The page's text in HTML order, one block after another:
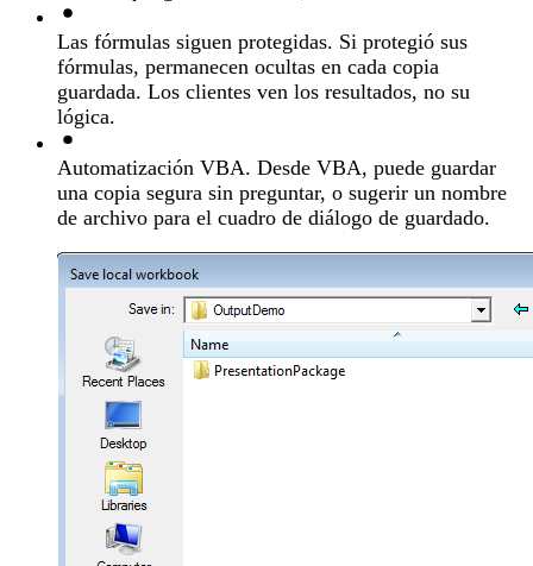
Las fórmulas siguen protegidas. Si protegió sus
fórmulas, permanecen ocultas en cada copia
guardada. Los clientes ven los resultados, no su
lógica.
Automatización VBA. Desde VBA, puede guardar
una copia segura sin preguntar, o sugerir un nombre
de archivo para el cuadro de diálogo de guardado.